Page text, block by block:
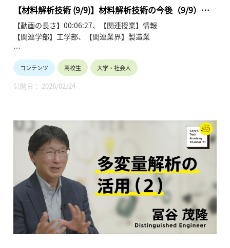
田中敏宏／大阪大学理事・統括副学長 (30分)
＜第二部＞メタラジーの課題・最先端技術
● 「世界は鉄でできている-未来のクルマと環境へ
の挑戦-」
西畑ひとみ／日本製鉄株式会社技術開発本部鉄
鋼研究所 (15分)
● 「環境と安全を両立する新しい建築用高強度鋼の
チカラ」
●「地球とテクノロジーをつなぐ金属：先端材料と
リサイクル」
久家俊洋／JX金属株式会社技術本部 (15分)
【材料解析技術 (9/9)】材料解析技術の今後（9/9）冨
谷 茂隆
【動画の長さ】00:06:27、【関連授業】情報
【関連学部】工学部、【関連業界】製造業
Sony’s Tech Academy Channelでは、ソニーのエンジニアが、
私たちの生活の中で活用されているテクノロジーについて、基
礎から最新情報までわかりやすくお伝えします。
●材料解析技術を学ぶ~冨谷 茂隆 【Sony’s Tech Academy
Channel】
https://www.youtube.com/playlist?
list=PLT57hSt26YAzw8ABHzx4-RtBZIgz9cJZw
第1回「材料・デバイス開発における材料解析の役割」
第2回「材料の構造や組成を調べるには？」
第3回「異なる材料の界面を調べるには？」
第4回「結晶配向と分子配向を調べるには？」
コンテンツ 高校生 大学・社会人
公開日： 2026/02/24